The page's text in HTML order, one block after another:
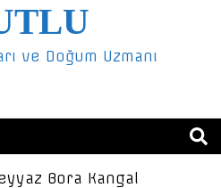
ve Doğum Uzmanı
Bora Kangal